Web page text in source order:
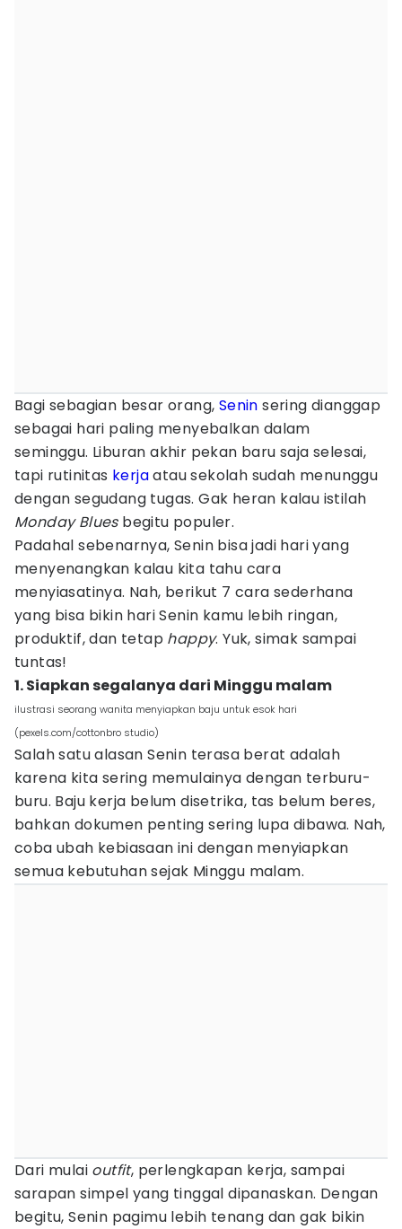
Bagi sebagian besar orang, Senin sering dianggap
sebagai hari paling menyebalkan dalam
seminggu. Liburan akhir pekan baru saja selesai,
tapi rutinitas kerjaatau sekolah sudah menunggu
dengan segudang tugas. Gak heran kalau istilah
Monday Blues begitu populer.
Padahal sebenarnya, Senin bisa jadi hari yang
menyenangkan kalau kita tahu cara
menyiasatinya. Nah, berikut 7 cara sederhana
yang bisa bikin hari Senin kamu lebih ringan,
produktif, dan tetap happy. Yuk, simak sampai
tuntas!
1. Siapkan segalanya dari Minggu malam
ilustrasi seorang wanita menyiapkan baju untuk esok hari
(pexels.com/cottonbro studio)
Salah satu alasan Senin terasa berat adalah
karena kita sering memulainya dengan terburu-
buru. Baju kerja belum disetrika, tas belum beres,
bahkan dokumen penting sering lupa dibawa. Nah,
coba ubah kebiasaan ini dengan menyiapkan
semua kebutuhan sejak Minggu malam.
Dari mulai outfit, perlengkapan kerja, sampai
sarapan simpel yang tinggal dipanaskan. Dengan
begitu, Senin pagimu lebih tenang dan gak bikin